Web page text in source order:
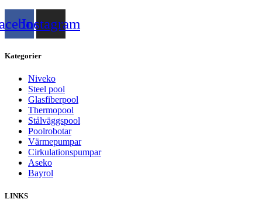
Instagram
Kategorier
Niveko
Steel pool
Glasfiberpool
Thermopool
Stålväggspool
Poolrobotar
Värmepumpar
Cirkulationspumpar
Aseko
Bayrol
LINKS